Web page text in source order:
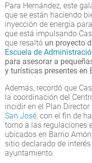
Para Hernández, este
que se están haciendo
inyección de energía
que está impulsando
que resaltó un proyecto
Escuela de
para asesorar a
y turísticas presentes en
Además, recordó que
la coordinación del
incidir en el Plan Director
San José, con el fin de
torno a las regulaciones
ubicados en Barrio
sitio declarado de
ayuntamiento.